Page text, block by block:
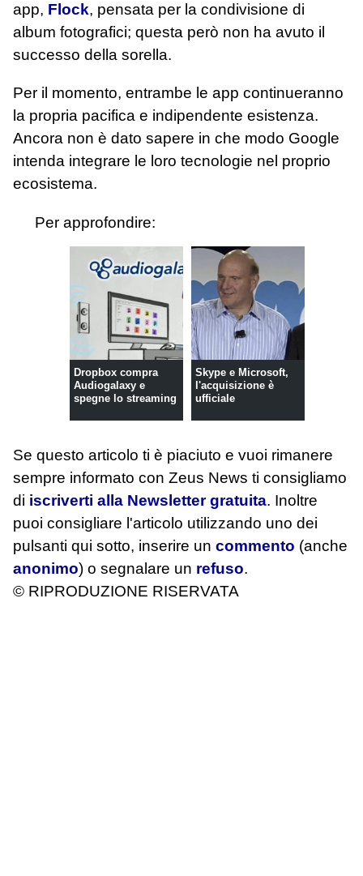
app, Flock, pensata per la condivisione di
album fotografici; questa però non ha avuto il
successo della sorella.
Per il momento, entrambe le app continueranno
la propria pacifica e indipendente esistenza.
Ancora non è dato sapere in che modo Google
intenda integrare le loro tecnologie nel proprio
ecosistema.
Per approfondire:
Dropbox compra
Audiogalaxy e
spegne lo streaming
Skype e Microsoft,
l'acquisizione è
ufficiale
Se questo articolo ti è piaciuto e vuoi rimanere
sempre informato con Zeus News ti consigliamo
di iscriverti alla Newsletter gratuita. Inoltre
puoi consigliare l'articolo utilizzando uno dei
pulsanti qui sotto, inserire un commento (anche
anonimo) o segnalare un refuso.
© RIPRODUZIONE RISERVATA